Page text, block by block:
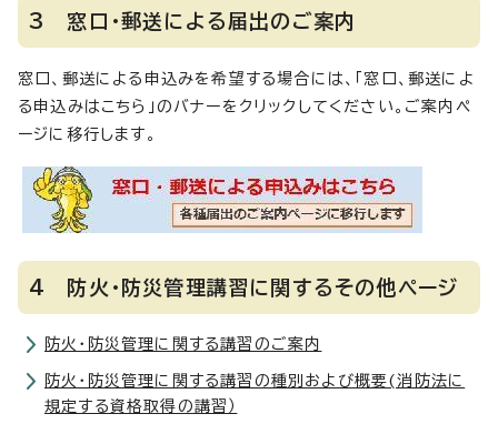
3 窓口・郵送による届出のご案内
窓口、郵送による申込みを希望する場合には、「窓口、郵送によ
る申込みはこちら」のバナーをクリックしてください。ご案内ペ
ージに移行します。
4 防火・防災管理講習に関するその他ページ
防火・防災管理に関する講習のご案内
防火・防災管理に関する講習の種別および概要(消防法に
規定する資格取得の講習）